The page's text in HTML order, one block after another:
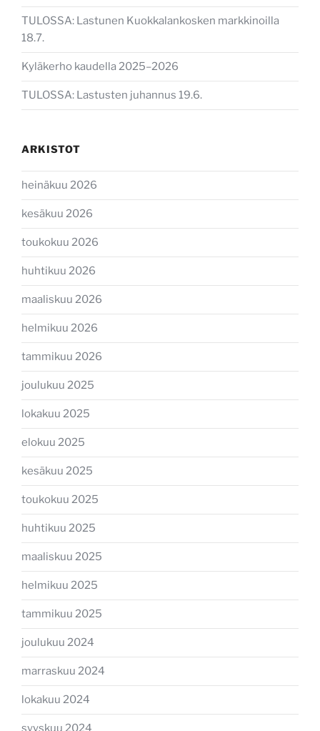
TULOSSA: Lastunen Kuokkalankosken markkinoilla
18.7.
Kyläkerho kaudella 2025–2026
TULOSSA: Lastusten juhannus 19.6.
ARKISTOT
heinäkuu 2026
kesäkuu 2026
toukokuu 2026
huhtikuu 2026
maaliskuu 2026
helmikuu 2026
tammikuu 2026
joulukuu 2025
lokakuu 2025
elokuu 2025
kesäkuu 2025
toukokuu 2025
huhtikuu 2025
maaliskuu 2025
helmikuu 2025
tammikuu 2025
joulukuu 2024
marraskuu 2024
lokakuu 2024
syyskuu 2024